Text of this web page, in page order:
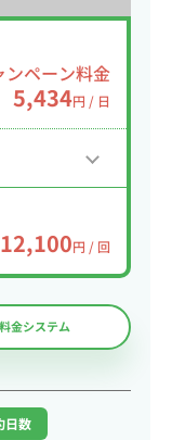
ンペーン料金
5,434円 / 日
12,100円 / 回
料金システム
日数